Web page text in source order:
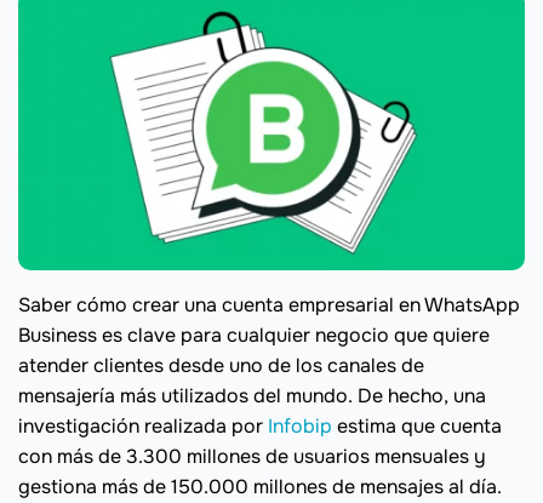
Saber cómo crear una cuenta empresarial en WhatsApp
Business es clave para cualquier negocio que quiere
atender clientes desde uno de los canales de
mensajería más utilizados del mundo. De hecho, una
investigación realizada por Infobip estima que cuenta
con más de 3.300 millones de usuarios mensuales y
gestiona más de 150.000 millones de mensajes al día.